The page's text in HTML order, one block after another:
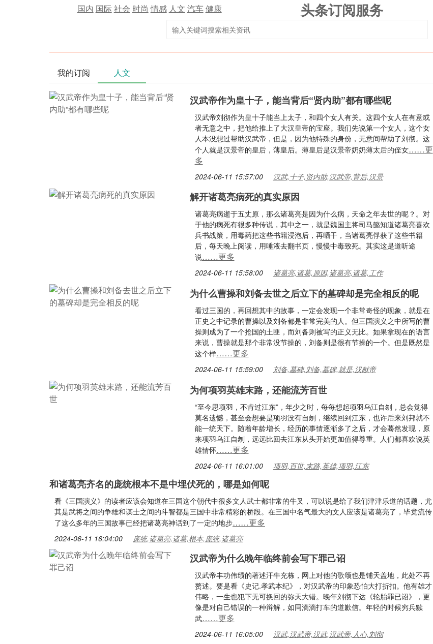
国内 国际社会 时尚 情感 人文 汽车健康 头条订阅服务
我的订阅 人文
汉武帝作为皇十子，能当背后“贤内助”都有哪些呢
汉武帝刘彻作为皇十子能当上太子，和四个女人有关。这四个女人在有意或
者无意之中，把他给推上了大汉皇帝的宝座。我们先说第一个女人，这个女
人本没想过帮助汉武帝，但是，因为他特殊的身份，无意间帮助了刘彻。这
个人就是汉景帝的皇后，薄皇后。薄皇后是汉景帝奶奶薄太后的侄女……更
多
2024-06-11 15:57:00 汉武,十子,贤内助,汉武帝,背后,汉景
解开诸葛亮病死的真实原因
诸葛亮病逝于五丈原，那么诸葛亮是因为什么病，天命之年去世的呢？。对
于他的病死有很多种传说，其中之一，就是魏国主将司马懿知道诸葛亮喜欢
兵书战策，用毒药把这些书籍浸泡后，再晒干，当诸葛亮俘获了这些书籍
后，每天晚上阅读，用唾液去翻书页，慢慢中毒致死。其实这是道听途
说……更多
2024-06-11 15:58:00 诸葛亮,诸葛,原因,诸葛亮,诸葛,工作
为什么曹操和刘备去世之后立下的墓碑却是完全相反的呢
看过三国的，再回想其中的故事，一定会发现一个非常奇怪的现象，就是在
正史之中记录的曹操以及刘备都是非常完美的人。但三国演义之中所写的曹
操则成为了一个抢国的土匪，而刘备则被写的正义无比。如果拿现在的语言
来说，曹操就是那个非常没节操的，刘备则是很有节操的一个。但是既然是
这个样……更多
2024-06-11 15:59:00 刘备,墓碑,刘备,墓碑,就是,汉献帝
为何项羽英雄末路，还能流芳百世
“至今思项羽，不肯过江东”，年少之时，每每想起项羽乌江自刎，总会觉得
莫名遗憾，甚至会想要是项羽没有自刎，继续回到江东，也许后来刘邦就不
能一统天下。随着年龄增长，经历的事情逐渐多了之后，才会蓦然发现，原
来项羽乌江自刎，远远比回去江东从头开始更加值得尊重。人们都喜欢说英
雄情怀……更多
2024-06-11 16:01:00 项羽,百世,末路,英雄,项羽,江东
和诸葛亮齐名的庞统根本不是中埋伏死的，哪是如何呢
看《三国演义》的读者应该会知道在三国这个朝代中很多文人武士都非常的牛叉，可以说是给了我们津津乐道的话题，尤
其是武将之间的争雄和谋士之间的斗智都是三国中非常精彩的桥段。在三国中名气最大的文人应该是诸葛亮了，毕竟流传
了这么多年的三国故事已经把诸葛亮神话到了一定的地步……更多
2024-06-11 16:04:00 庞统,诸葛亮,诸葛,根本,庞统,诸葛亮
汉武帝为什么晚年临终前会写下罪己诏
汉武帝丰功伟绩的著述汗牛充栋，网上对他的歌颂也是铺天盖地，此处不再
赘述。要是看《史记.孝武本纪》，对汉武帝的印象恐怕大打折扣。他有雄才
伟略，一生也犯下无可换回的弥天大错。晚年刘彻下达《轮胎罪已诏》，更
像是对自己错误的一种辩解，如同滴滴打车的道歉信。年轻的时候穷兵黩
武……更多
2024-06-11 16:05:00 汉武,汉武帝,汉武,汉武帝,人心,刘彻